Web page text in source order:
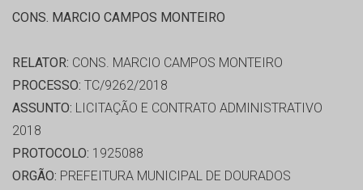
CONS. MARCIO CAMPOS MONTEIRO
RELATOR: CONS. MARCIO CAMPOS MONTEIRO
PROCESSO: TC/9262/2018
ASSUNTO: LICITAÇÃO E CONTRATO ADMINISTRATIVO
2018
PROTOCOLO: 1925088
ORGÃO: PREFEITURA MUNICIPAL DE DOURADOS